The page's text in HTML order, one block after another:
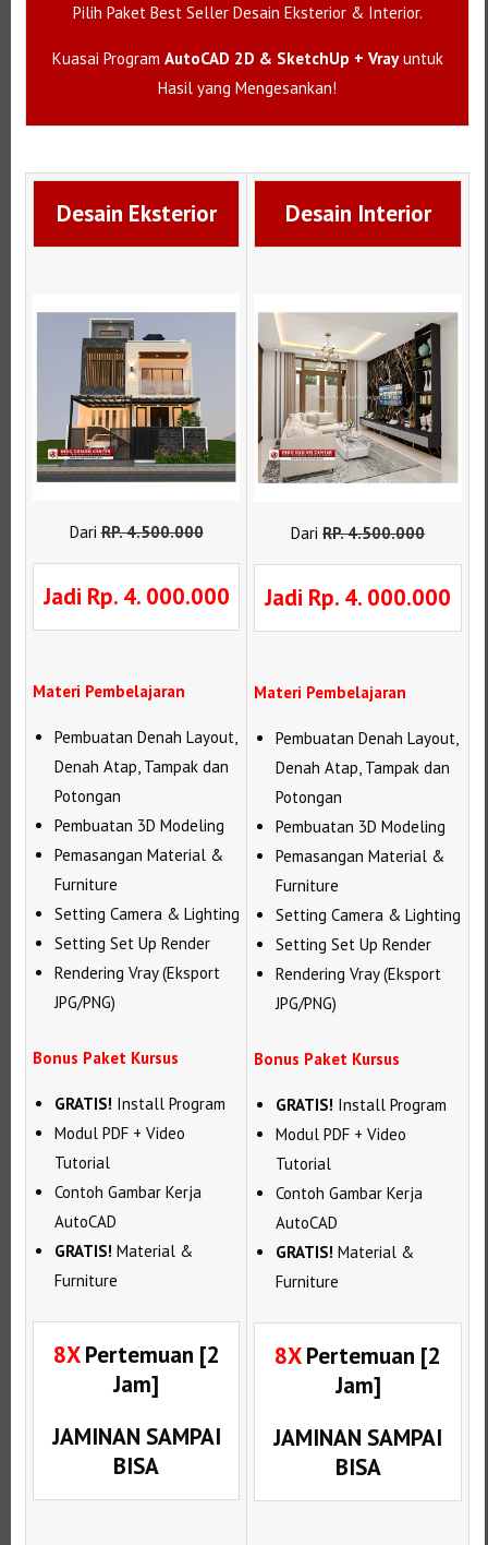
Pilih Paket Best Seller Desain Eksterior & Interior.
Kuasai Program AutoCAD 2D & SketchUp + Vrayuntuk
Hasil yang Mengesankan!
Desain Eksterior
DariRP.4.500.000
Jadi Rp. 4. 000.000
Materi Pembelajaran
Pembuatan Denah Layout,
Denah Atap, Tampak dan
Potongan
Pembuatan 3D Modeling
Pemasangan Material &
Furniture
Setting Camera & Lighting
Setting Set Up Render
Rendering Vray (Eksport
JPG/PNG)
Bonus Paket Kursus
GRATIS! Install Program
Modul PDF + Video
Tutorial
Contoh Gambar Kerja
AutoCAD
GRATIS! Material &
Furniture
8XPertemuan [2
Jam]
JAMINAN SAMPAI
BISA
Desain Interior
DariRP.4.500.000
Jadi Rp. 4. 000.000
Materi Pembelajaran
Pembuatan Denah Layout,
Denah Atap, Tampak dan
Potongan
Pembuatan 3D Modeling
Pemasangan Material &
Furniture
Setting Camera & Lighting
Setting Set Up Render
Rendering Vray (Eksport
JPG/PNG)
Bonus Paket Kursus
GRATIS! Install Program
Modul PDF + Video
Tutorial
Contoh Gambar Kerja
AutoCAD
GRATIS! Material &
Furniture
8XPertemuan [2
Jam]
JAMINAN SAMPAI
BISA